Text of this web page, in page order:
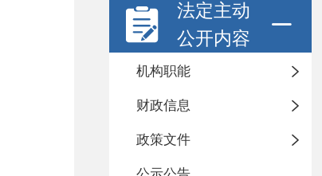
法定主动
公开内容
机构职能
财政信息
政策文件